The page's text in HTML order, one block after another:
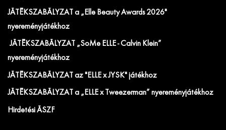
JÁTÉKSZABÁLYZAT a „Elle Beauty Awards 2026"
nyereményjátékhoz
JÁTÉKSZABÁLYZAT „SoMe ELLE - Calvin Klein”
nyereményjátékhoz
JÁTÉKSZABÁLYZAT az "ELLE x JYSK" játékhoz
JÁTÉKSZABÁLYZAT a „ELLE x Tweezerman” nyereményjátékhoz
Hirdetési ÁSZF